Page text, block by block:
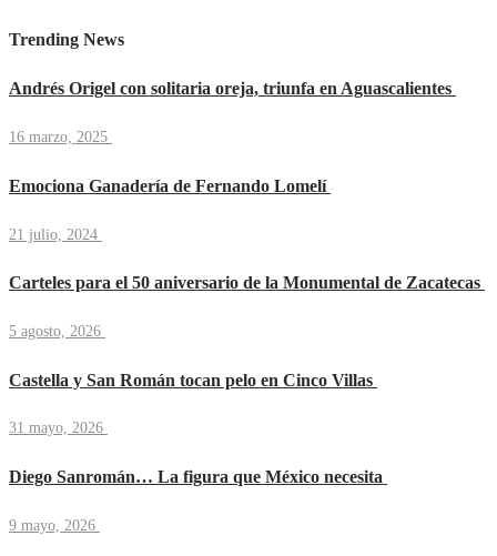
Trending News
Andrés Origel con solitaria oreja, triunfa en Aguascalientes
16 marzo, 2025
Emociona Ganadería de Fernando Lomelí
21 julio, 2024
Carteles para el 50 aniversario de la Monumental de Zacatecas
5 agosto, 2026
Castella y San Román tocan pelo en Cinco Villas
31 mayo, 2026
Diego Sanromán… La figura que México necesita
9 mayo, 2026